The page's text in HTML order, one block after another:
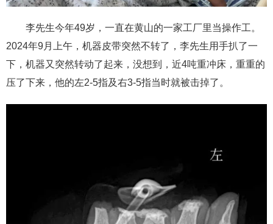
李先生今年49岁，一直在黄山的一家工厂里当操作工。
2024年9月上午，机器皮带突然不转了，李先生用手扒了一
下，机器又突然转动了起来，没想到，近4吨重冲床，重重的
压了下来，他的左2-5指及右3-5指当时就被击掉了。